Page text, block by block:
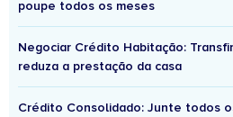
poupe todos os meses
Negociar Crédito Habitação:
reduza a prestação da casa
Crédito Consolidado: Junte todos